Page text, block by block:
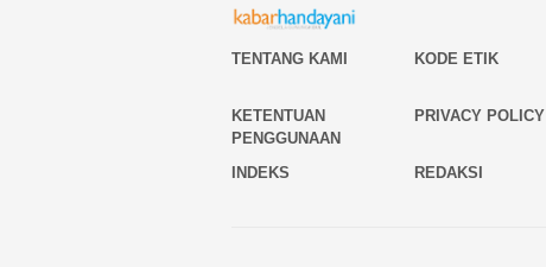
TENTANG KAMI KODE ETIK
KETENTUAN
PENGGUNAAN
PRIVACY POLICY
INDEKS REDAKSI